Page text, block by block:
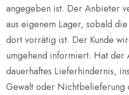
angegeben ist. Der Anbieter
aus eigenem Lager, sobald
dort vorrätig ist. Der Kunde
umgehend informiert. Hat der
dauerhaftes Lieferhindernis,
Gewalt oder Nichtbelieferung